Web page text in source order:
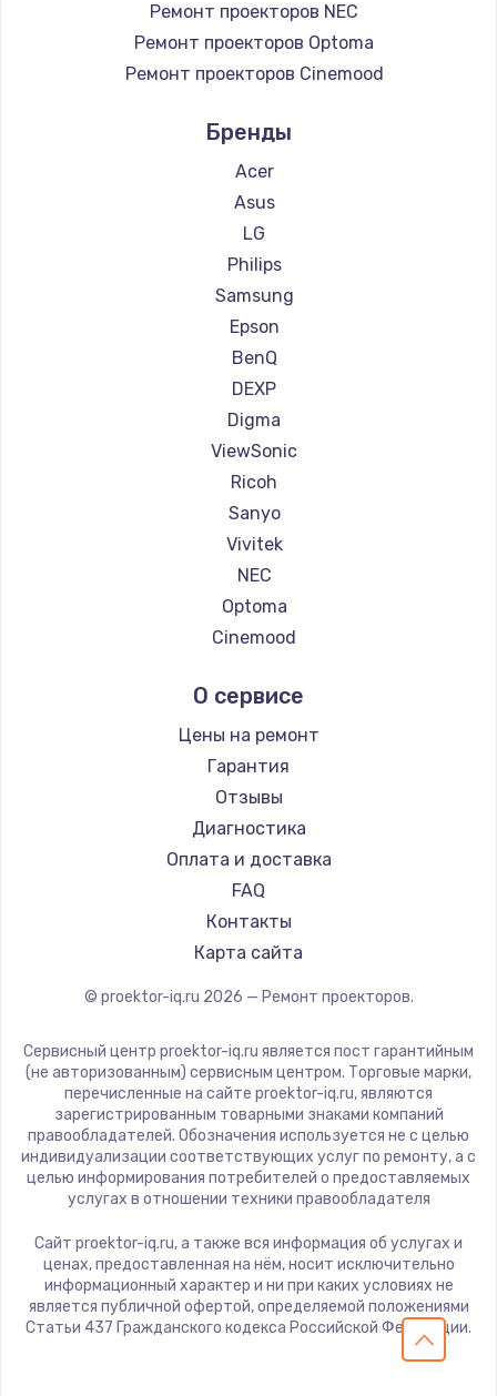
Ремонт проекторов NEC
Ремонт проекторов Optoma
Ремонт проекторов Cinemood
Ремонт проекторов Barco
Ремонт проекторов Xgimi
Ремонт проекторов Canon
Ремонт проекторов JVC
Ремонт проекторов Casio
Ремонт проекторов Hiper
Ремонт проекторов HITACHI
Ремонт проекторов Panasonic
Ремонт проекторов Hisense
Бренды
Acer
Asus
LG
Philips
Samsung
Epson
BenQ
DEXP
Digma
ViewSonic
Ricoh
Sanyo
Vivitek
NEC
Optoma
Cinemood
Barco
Xgimi
Canon
JVC
Casio
Hiper
HITACHI
Panasonic
Hisense
О сервисе
Цены на ремонт
Гарантия
Отзывы
Диагностика
Оплата и доставка
FAQ
Контакты
Карта сайта
© proektor-iq.ru 2026 — Ремонт проекторов.
Сервисный центр proektor-iq.ru является пост гарантийным
(не авторизованным) сервисным центром. Торговые марки,
перечисленные на сайте proektor-iq.ru, являются
зарегистрированным товарными знаками компаний
правообладателей. Обозначения используется не с целью
индивидуализации соответствующих услуг по ремонту, а с
целью информирования потребителей о предоставляемых
услугах в отношении техники правообладателя
Сайт proektor-iq.ru, а также вся информация об услугах и
ценах, предоставленная на нём, носит исключительно
информационный характер и ни при каких условиях не
является публичной офертой, определяемой положениями
Статьи 437 Гражданского кодекса Российской Федерации.